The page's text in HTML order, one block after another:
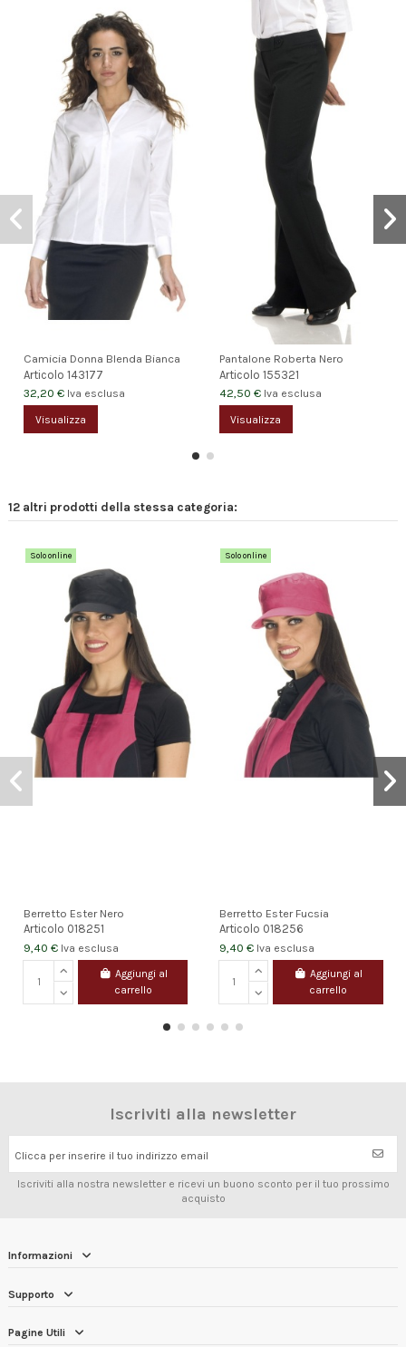
Camicia Donna Blenda Bianca
Articolo143177
32,20 € Iva esclusa
Visualizza
Pantalone Roberta Nero
Articolo 155321
42,50 € Iva esclusa
Visualizza
12 altri prodotti della stessa categoria:
Solo online
Berretto Ester Nero
Articolo 018251
9,40 € Iva esclusa
Aggiungi al
carrello
Solo online
Berretto Ester Fucsia
Articolo 018256
9,40 € Iva esclusa
Aggiungi al
carrello
Iscriviti alla newsletter
Clicca per inserire il tuo indirizzo email
Iscriviti alla nostra newsletter e ricevi un buono sconto per il tuo prossimo
acquisto
Informazioni
Supporto
Pagine Utili